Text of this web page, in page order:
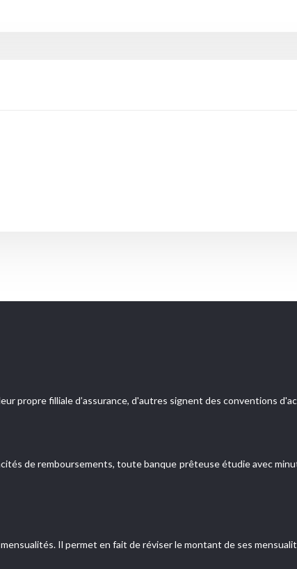
propre filliale d’assurance, d'autres signent des conventions
de remboursements, toute banque prêteuse étudie avec
Il permet en fait de réviser le montant de ses